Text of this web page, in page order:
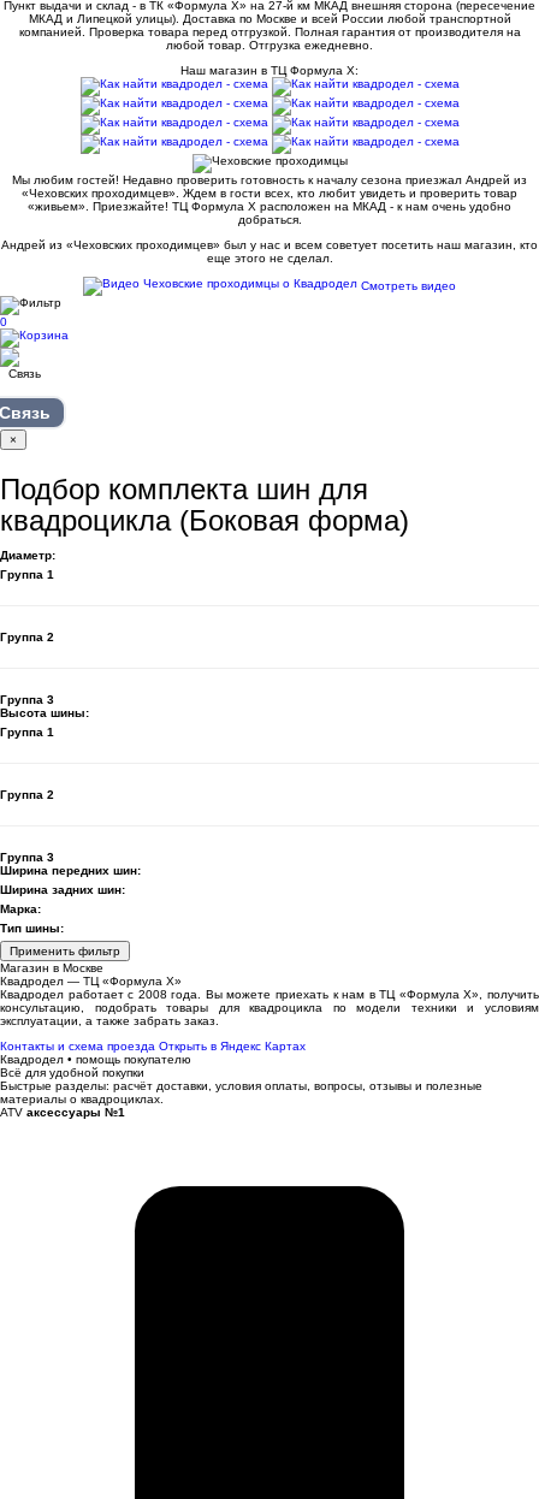
Пункт выдачи и склад - в ТК «Формула X» на 27-й км МКАД внешняя сторона (пересечение
МКАД и Липецкой улицы). Доставка по Москве и всей России любой транспортной
компанией. Проверка товара перед отгрузкой. Полная гарантия от производителя на
любой товар. Отгрузка ежедневно.
Наш магазин в ТЦ Формула Х:
Мы любим гостей! Недавно проверить готовность к началу сезона приезжал Андрей из
«Чеховских проходимцев». Ждем в гости всех, кто любит увидеть и проверить товар
«живьем». Приезжайте! ТЦ Формула Х расположен на МКАД - к нам очень удобно
добраться.
Андрей из «Чеховских проходимцев» был у нас и всем советует посетить наш магазин, кто
еще этого не сделал.
Смотреть видео
0
×
Подбор комплекта шин для
квадроцикла (Боковая форма)
Диаметр:
Группа 1
Группа 2
Группа 3
Высота шины:
Группа 1
Группа 2
Группа 3
Ширина передних шин:
Ширина задних шин:
Марка:
Тип шины:
Применить фильтр
Магазин в Москве
Квадродел — ТЦ «Формула Х»
Квадродел работает с 2008 года. Вы можете приехать к нам в ТЦ «Формула Х», получить
консультацию, подобрать товары для квадроцикла по модели техники и условиям
эксплуатации, а также забрать заказ.
Контакты и схема проезда Открыть в Яндекс Картах
Квадродел • помощь покупателю
Всё для удобной покупки
Быстрые разделы: расчёт доставки, условия оплаты, вопросы, отзывы и полезные
материалы о квадроциклах.
ATV аксессуары №1